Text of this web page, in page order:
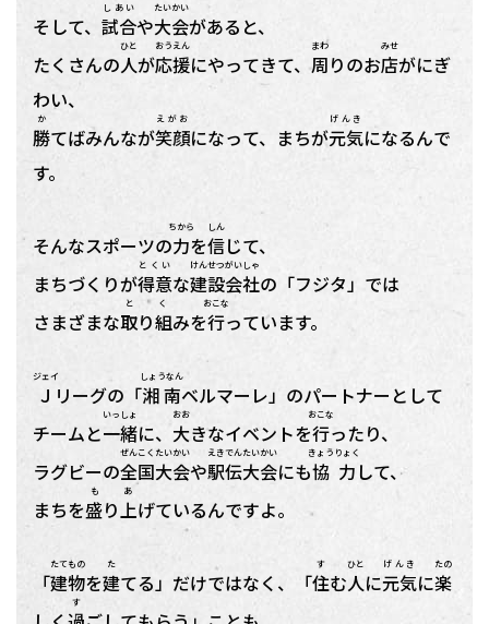
そして、 試合
しあい
や大会
たいかい
があると、
たくさんの人
ひと
が応援
おうえん
にやってきて、周
まわ
りのお店
みせ
がにぎ
わい、
勝
か
てばみんなが笑顔
えがお
になって、まちが元気
げんき
になるんで
す。
そんなスポーツの力
ちから
を信
しん
じて、
まちづくりが得意
とくい
な建設
けんせつ
会社
がいしゃ
の「フジタ」では
さまざまな取り組
と く
みを行
おこな
っています。
Ｊ
ジェイ
リーグの「湘南
しょうなん
ベルマーレ」のパートナーとして
チームと一緒
いっしょ
に、 大
おお
きなイベントを行
おこな
ったり、
ラグビーの全国
ぜんこく
大会
たいかい
や駅伝
えきでん
大会
たいかい
にも協力
きょうりょく
して、
まちを盛り上
も あ
げているんですよ。
「建物
たてもの
を建
た
てる」だけではなく、「住
す
む人
ひと
に元気
げんき
に楽
たの
す